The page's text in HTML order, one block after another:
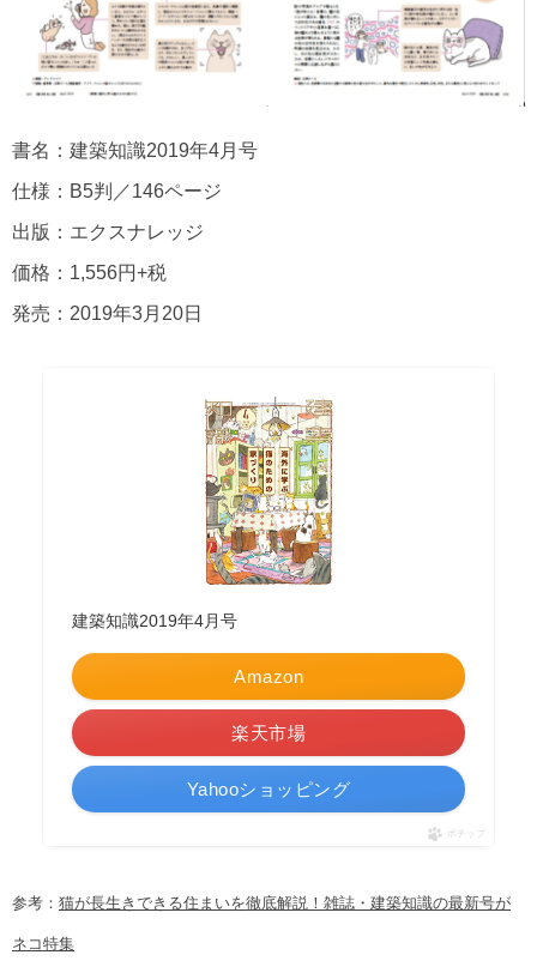
書名：建築知識2019年4月号
仕様：B5判／146ページ
出版：エクスナレッジ
価格：1,556円+税
発売：2019年3月20日
建築知識2019年4月号
Amazon
楽天市場
Yahooショッピング
ポチップ
参考： 猫が長生きできる住まいを徹底解説！雑誌・建築知識の最新号が
ネコ特集